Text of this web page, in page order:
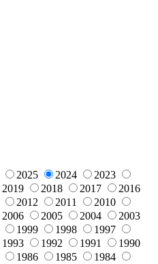
2025 2024
2023
2019 2018 2017
2016
2012 2011
2010
2006 2005 2004
2003
1999 1998
1997
1993 1992 1991
1990
1986 1985
1984